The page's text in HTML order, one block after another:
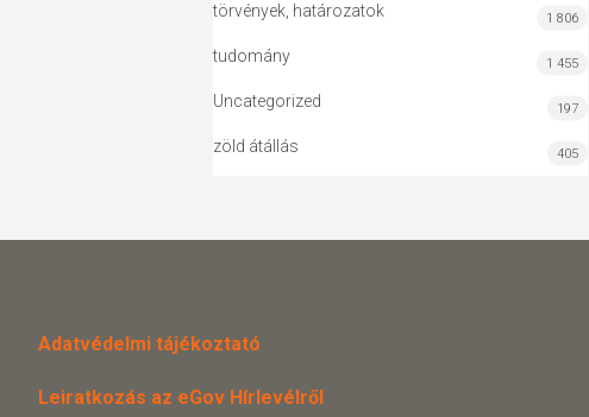
törvények, határozatok 1 806
tudomány 1 455
Uncategorized 197
zöld átállás 405
Adatvédelmi tájékoztató
Leiratkozás az eGov Hírlevélről